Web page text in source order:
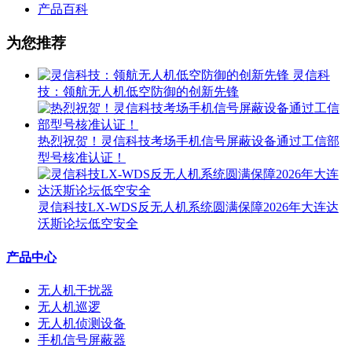
产品百科
为您推荐
灵信科
技：领航无人机低空防御的创新先锋
热烈祝贺！灵信科技考场手机信号屏蔽设备通过工信部
型号核准认证！
灵信科技LX-WDS反无人机系统圆满保障2026年大连达
沃斯论坛低空安全
产品中心
无人机干扰器
无人机巡逻
无人机侦测设备
手机信号屏蔽器